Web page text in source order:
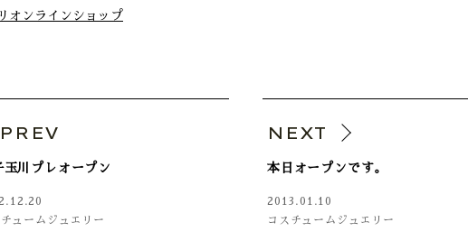
オンラインショップ
PREV
玉川プレオープン
ュームジュエリー
NEXT
本日オープンです。
2013.01.10
コスチュームジュエリー